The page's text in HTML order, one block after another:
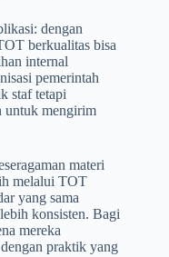
dengan
berkualitas bisa
internal
pemerintah
staf tetapi
untuk mengirim
materi
melalui TOT
yang sama
konsisten. Bagi
mereka
praktik yang